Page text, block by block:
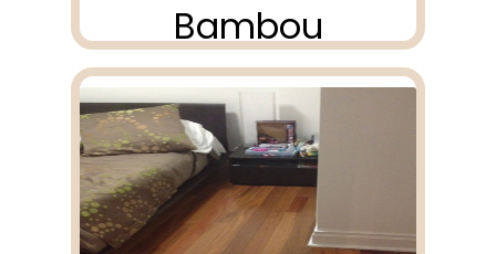
Bambou